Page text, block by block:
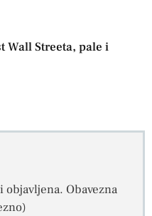
Wall Streeta, pale i
objavljena. Obavezna